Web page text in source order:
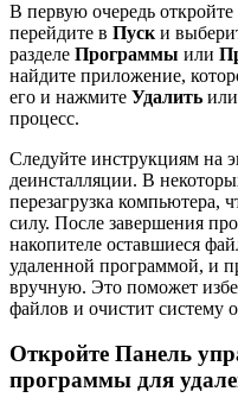
В первую очередь
перейдите в Пуск и
разделе Программы или
найдите приложение,
его и нажмите Удалить или
процесс.
Следуйте инструкциям на
деинсталляции. В
перезагрузка компьютера,
силу. После завершения
накопителе оставшиеся
удаленной программой, и
вручную. Это поможет
файлов и очистит систему
Откройте Панель
программы для